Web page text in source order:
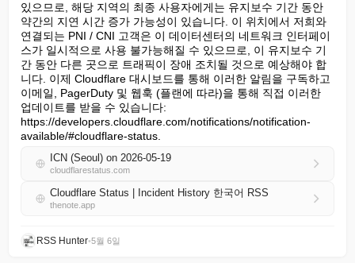
있으므로, 해당 지역의 최종 사용자에게는 유지보수 기간 동안
약간의 지연 시간 증가 가능성이 있습니다. 이 위치에서 저희와
연결되는 PNI / CNI 고객은 이 데이터센터의 네트워크 인터페이
스가 일시적으로 사용 불가능해질 수 있으므로, 이 유지보수 기
간 동안 다른 곳으로 트래픽이 장애 조치될 것으로 예상해야 합
니다. 이제 Cloudflare 대시보드를 통해 이러한 알림을 구독하고
이메일, PagerDuty 및 웹훅 (플랜에 따라)을 통해 직접 이러한
업데이트를 받을 수 있습니다:
https://developers.cloudflare.com/notifications/notification-
available/#cloudflare-status.
ICN (Seoul) on 2026-05-19
cloudflarestatus.com
Cloudflare Status | Incident History 한국어 RSS
thenote.app
RSS Hunter•5월 6일